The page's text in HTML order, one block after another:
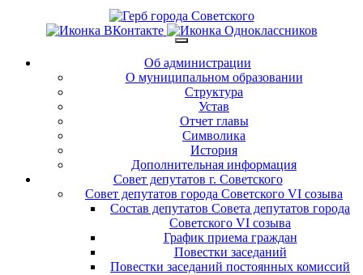
Об администрации
О муниципальном образовании
Структура
Устав
Отчет главы
Символика
История
Дополнительная информация
Совет депутатов г. Советского
Совет депутатов города Советского VI созыва
Состав депутатов Совета депутатов города
Советского VI созыва
График приема граждан
Повестки заседаний
Повестки заседаний постоянных комиссий